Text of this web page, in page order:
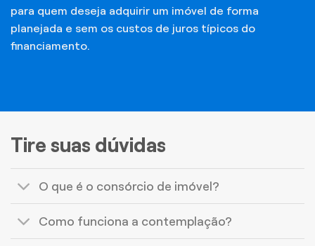
para quem deseja adquirir um imóvel de forma
planejada e sem os custos de juros típicos do
financiamento.
Tire suas dúvidas
O que é o consórcio de imóvel?
Como funciona a contemplação?